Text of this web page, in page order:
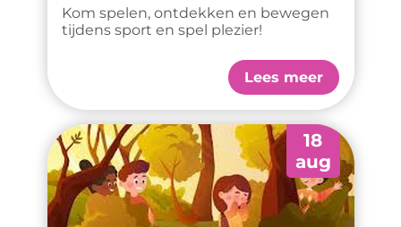
Kom spelen, ontdekken en bewegen
tijdens sport en spel plezier!
Lees meer
18
aug